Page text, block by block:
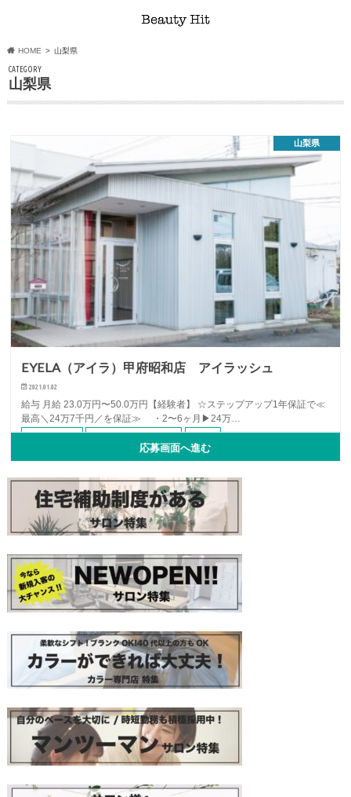
HOME 山梨県
CATEGORY
山梨県
山梨県
EYELA（アイラ）甲府昭和店 アイラッシュ
2021.01.02
給与 月給 23.0万円〜50.0万円【経験者】 ☆ステップアップ1年保証で≪
最高＼24万7千円／を保証≫ ・2〜6ヶ月▶24万…
アイリスト アルバイト・パート 中途 ...
応募画面へ進む